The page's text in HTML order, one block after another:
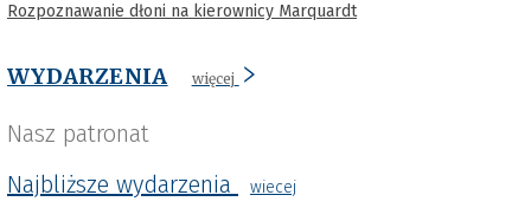
Rozpoznawanie dłoni na kierownicy Marquardt
WYDARZENIA więcej
Nasz patronat
Najbliższe wydarzenia
wiecej